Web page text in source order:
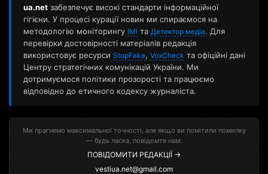
ua.net забезпечує високі стандарти інформаційної
гігієни. У процесі курації новин ми спираємося на
методологію моніторингу ІМІ та Детектор медіа. Для
перевірки достовірності матеріалів редакція
використовує ресурси StopFake, VoxCheck та офіційні дані
Центру стратегічних комунікацій України. Ми
дотримуємося політики прозорості та працюємо
відповідно до етичного кодексу журналіста.
Ми прагнемо максимальної точності, але якщо ви помітили помилку
— будь ласка, повідомте нам:
ПОВІДОМИТИ РЕДАКЦІЇ →
vestiua.net@gmail.com